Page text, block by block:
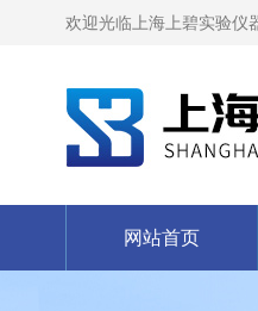
欢迎光临上海上碧实验仪
网站首页